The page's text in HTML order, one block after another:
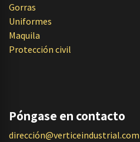
Gorras
Uniformes
Maquila
Protección civil
Póngase en contacto
dirección@verticeindustrial.com